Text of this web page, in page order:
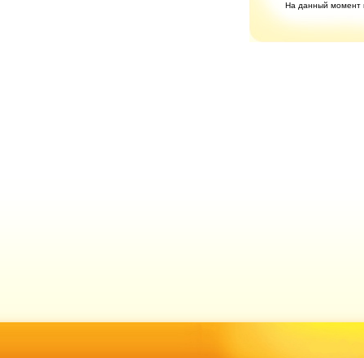
На данный момент